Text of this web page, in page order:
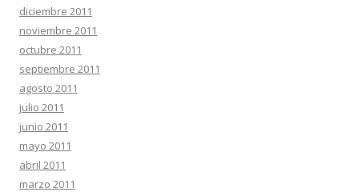
diciembre 2011
noviembre 2011
octubre 2011
septiembre 2011
agosto 2011
julio 2011
junio 2011
mayo 2011
abril 2011
marzo 2011